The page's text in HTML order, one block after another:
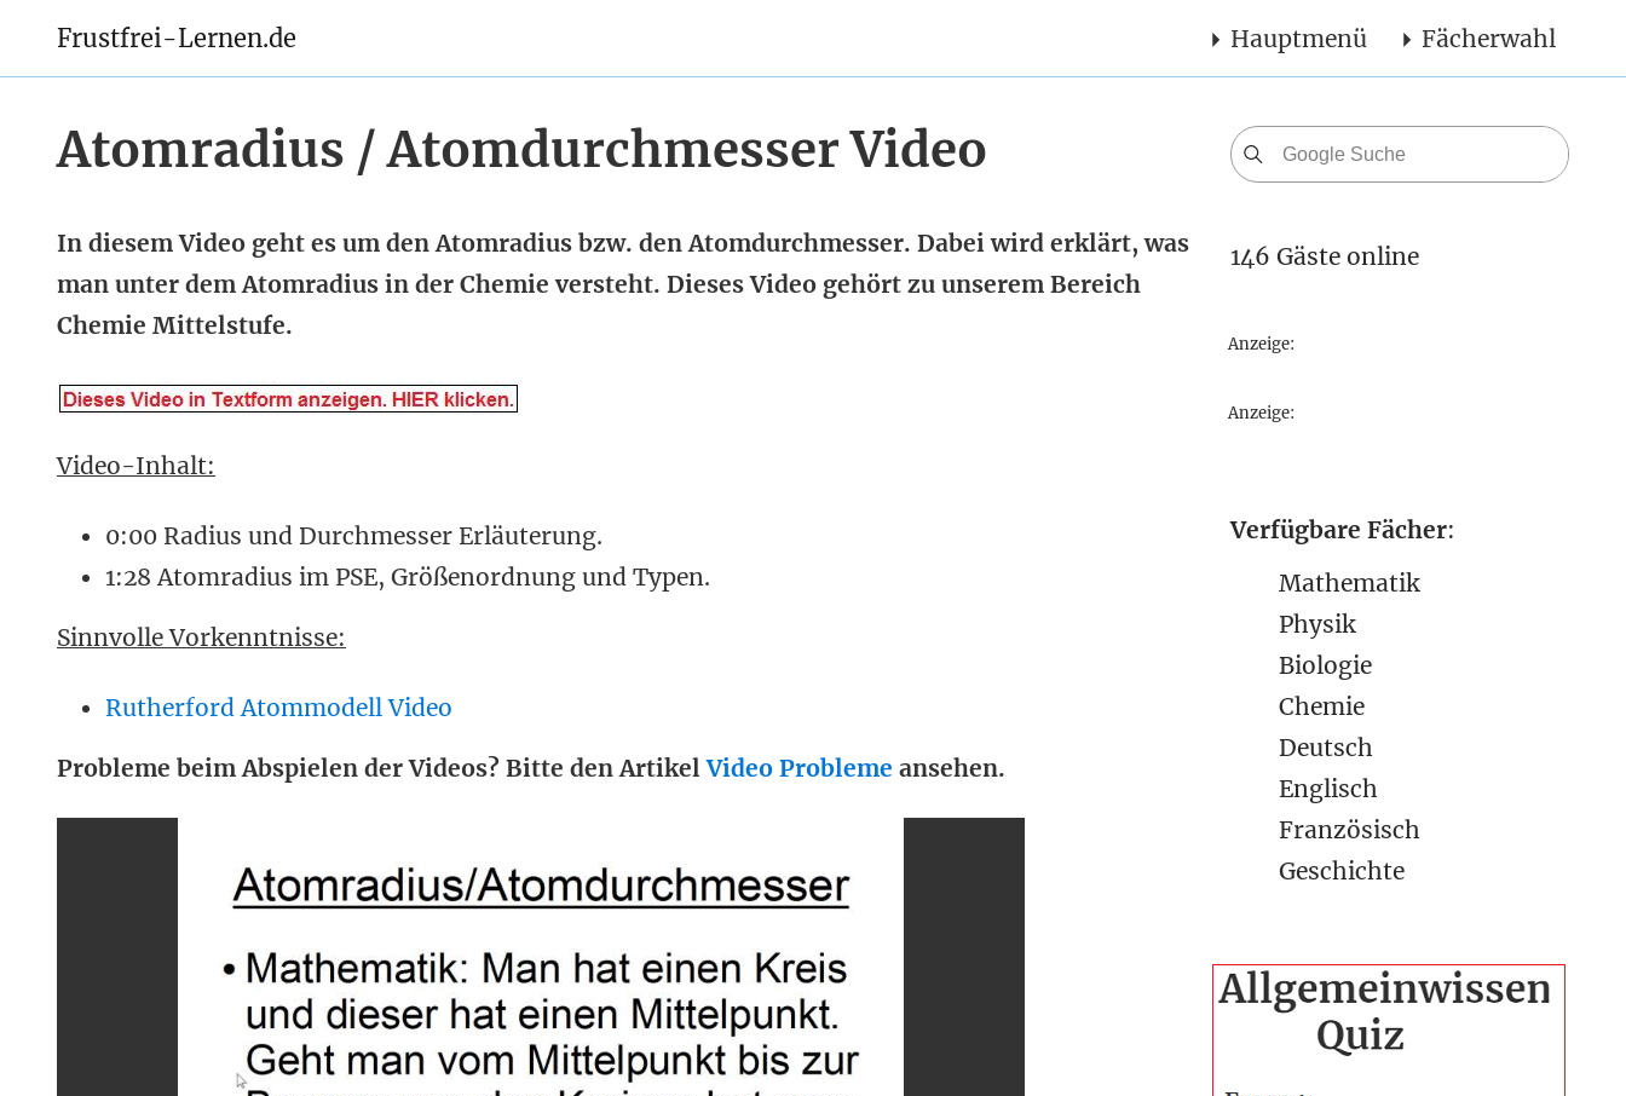
Frustfrei-Lernen.de Hauptmenü Fächerwahl
Atomradius / Atomdurchmesser Video
In diesem Video geht es um den Atomradius bzw. den Atomdurchmesser. Dabei wird erklärt, was
man unter dem Atomradius in der Chemie versteht. Dieses Video gehört zu unserem Bereich
Chemie Mittelstufe.
Video-Inhalt:
0:00 Radius und Durchmesser Erläuterung.
1:28 Atomradius im PSE, Größenordnung und Typen.
Sinnvolle Vorkenntnisse:
Rutherford Atommodell Video
Probleme beim Abspielen der Videos? Bitte den ArtikelVideo Probleme ansehen.
146 Gäste online
Anzeige:
Anzeige:
Verfügbare Fächer:
Mathematik
Physik
Biologie
Chemie
Deutsch
Englisch
Französisch
Geschichte